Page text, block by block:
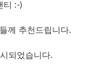
티 :-)
께 추천드립니다.
되었습니다.